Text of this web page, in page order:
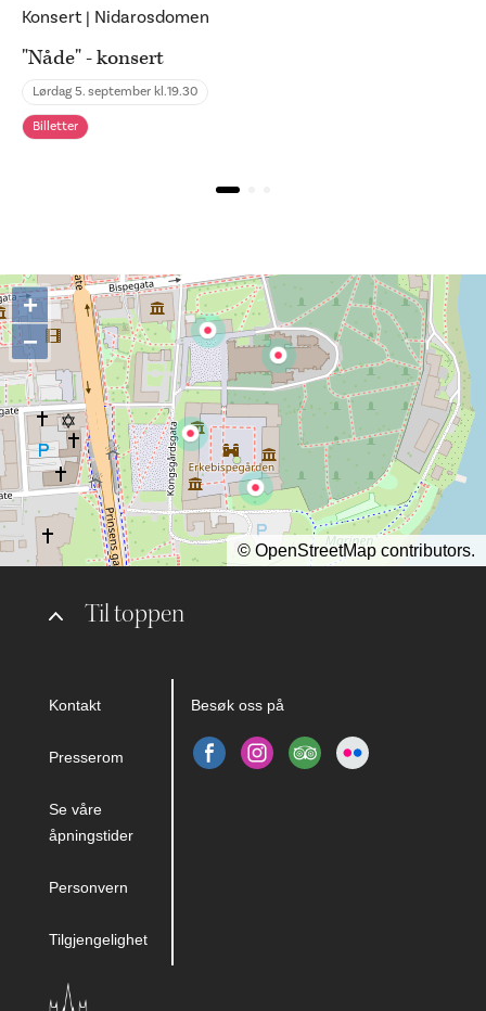
Konsert | Nidarosdomen
"Nåde" - konsert
Lørdag 5. september kl.19.30
Billetter
Til toppen
Kontakt
Presserom
Se våre
åpningstider
Personvern
Tilgjengelighet
Besøk oss på
+
−
© OpenStreetMap contributors.